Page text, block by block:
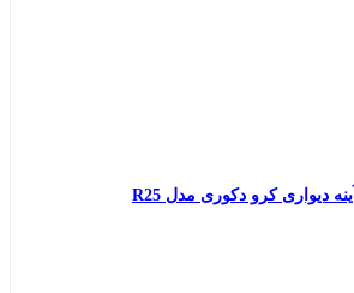
آینه دیواری کرو دکوری مدل R25